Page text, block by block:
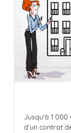
Jusqu'à 1
d’un contrat